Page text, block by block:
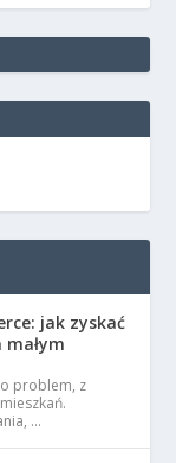
jak zyskać
problem, z
…